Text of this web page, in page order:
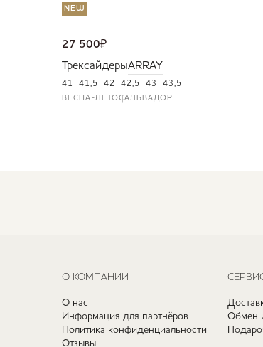
NEW
27 500₽
ТрексайдерыARRAY
41 41,5 42 42,5 43 43,5
ВЕСНА-ЛЕТОСАЛЬВАДОР
О КОМПАНИИ
О нас
Информация для партнёров
Политика конфиденциальности
Отзывы
Обмен